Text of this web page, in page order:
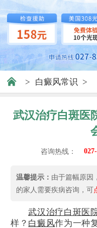
> 白癜风常识 >
武汉治疗白斑医
咨询热线：
温馨提示： 由于篇幅原因
的家人需要疾病咨询，可
武汉治疗白斑医
样？ 白癜风作为一种